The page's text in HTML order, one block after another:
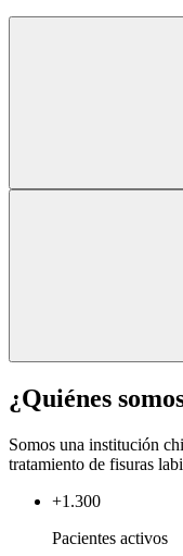
¿Quiénes
Somos una institución
tratamiento de fisuras
+1.300
Pacientes activos